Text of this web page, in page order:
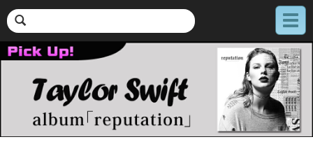
メ
ニ
ュ
ー